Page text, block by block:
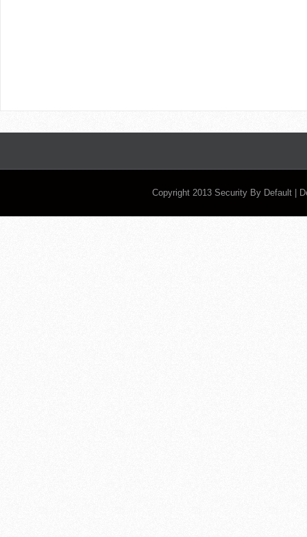
Copyright 2013 Security By Default |